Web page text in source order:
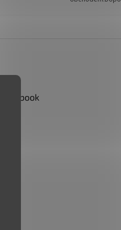
Facebook